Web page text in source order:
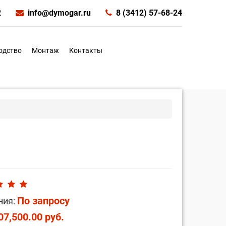
info@dymogar.ru 8 (3412) 57-68-24
Монтаж Контакты
По запросу
руб.